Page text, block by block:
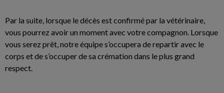
Par la suite, lorsque le décès est confirmé par la vétérinaire,
vous pourrez avoir un moment avec votre compagnon. Lorsque
vous serez prêt, notre équipe s’occupera de repartir avec le
corps et de s’occuper de sa crémation dans le plus grand
respect.